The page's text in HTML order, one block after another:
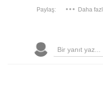
Paylaş: Daha